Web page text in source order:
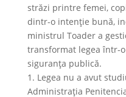
străzi printre femei,
dintr-o intenţie bună,
ministrul Toader a
transformat legea într-
siguranţa publică.
1. Legea nu a avut
Administraţia